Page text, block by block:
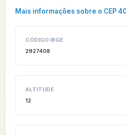
Mais informações sobre o CEP
CÓDIGO IBGE
2927408
ALTITUDE
12